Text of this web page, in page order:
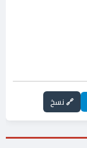
🔗 نسخ